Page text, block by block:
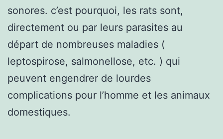
sonores. c’est pourquoi, les rats sont,
directement ou par leurs parasites au
départ de nombreuses maladies (
leptospirose, salmonellose, etc. ) qui
peuvent engendrer de lourdes
complications pour l’homme et les animaux
domestiques.